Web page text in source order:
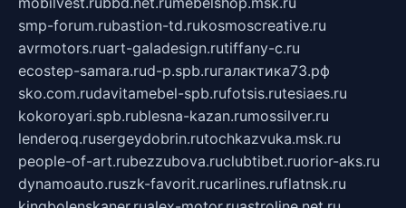
smp-forum.rubastion-td.rukosmoscreative.ru
avrmotors.ruart-galadesign.rutiffany-c.ru
ecostep-samara.rud-p.spb.ruгалактика73.рф
sko.com.rudavitamebel-spb.rufotsis.rutesiaes.ru
kokoroyari.spb.rublesna-kazan.rumossilver.ru
lenderoq.rusergeydobrin.rutochkazvuka.msk.ru
people-of-art.rubezzubova.ruclubtibet.ruorior-aks.ru
dynamoauto.ruszk-favorit.rucarlines.ruflatnsk.ru